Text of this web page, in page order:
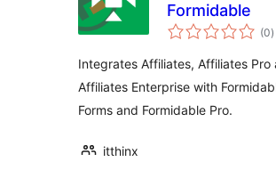
Formidable
(0টা
মুঠ)
Integrates Affiliates, Affiliates Pro
Affiliates Enterprise with
Forms and Formidable Pro.
itthinx